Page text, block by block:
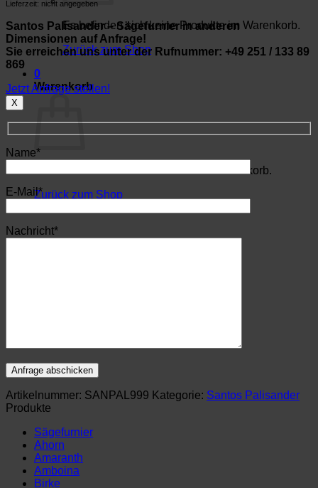
Es befinden sich keine Produkte im Warenkorb.
Zurück zum Shop
0
Warenkorb
Es befinden sich keine Produkte im Warenkorb.
Zurück zum Shop
Lieferzeit: nicht angegeben
Santos Palisander – Sägefurnier in anderen
Dimensionen auf Anfrage!
Sie erreichen uns unter der Rufnummer: +49 251 / 133 89
869
Jetzt Anfrage stellen!
X
Name*
E-Mail*
Nachricht*
Artikelnummer: SANPAL999 Kategorie: Santos Palisander
Produkte
Sägefurnier
Ahorn
Amaranth
Amboina
Birke